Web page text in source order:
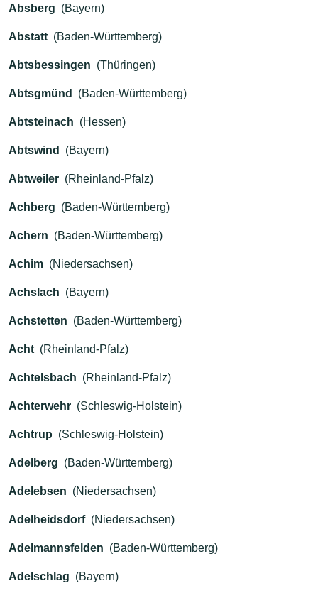
Absberg (Bayern)
Abstatt (Baden-Württemberg)
Abtsbessingen (Thüringen)
Abtsgmünd (Baden-Württemberg)
Abtsteinach (Hessen)
Abtswind (Bayern)
Abtweiler (Rheinland-Pfalz)
Achberg (Baden-Württemberg)
Achern (Baden-Württemberg)
Achim (Niedersachsen)
Achslach (Bayern)
Achstetten (Baden-Württemberg)
Acht (Rheinland-Pfalz)
Achtelsbach (Rheinland-Pfalz)
Achterwehr (Schleswig-Holstein)
Achtrup (Schleswig-Holstein)
Adelberg (Baden-Württemberg)
Adelebsen (Niedersachsen)
Adelheidsdorf (Niedersachsen)
Adelmannsfelden (Baden-Württemberg)
Adelschlag (Bayern)